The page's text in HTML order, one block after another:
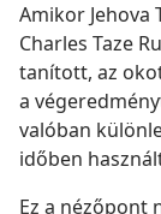
Amikor Jehova
Charles Taze
tanított, az
a
valóban
időben
Ez a nézőpont